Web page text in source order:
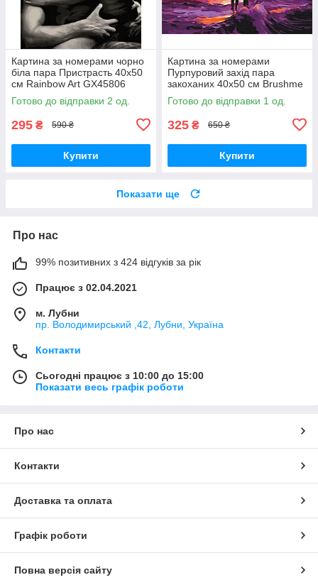
Картина за номерами чорно
біла пара Пристрасть 40х50
см Rainbow Art GX45806
Готово до відправки 2 од.
295 ₴ 590 ₴
Купити
Картина за номерами
Пурпуровий захід пара
закоханих 40x50 см Brushme
BS53879
Готово до відправки 1 од.
325 ₴ 650 ₴
Купити
Показати ще
Про нас
99% позитивних з 424 відгуків за рік
Працює з 02.04.2021
м. Лубни
пр. Володимирський ,42, Лубни, Україна
Контакти
Сьогодні працює з 10:00 до 15:00
Показати весь графік роботи
Про нас
Контакти
Доставка та оплата
Графік роботи
Повна версія сайту